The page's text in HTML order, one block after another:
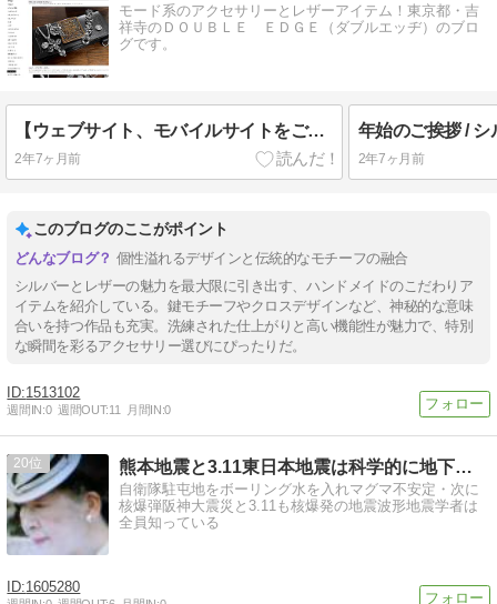
モード系のアクセサリーとレザーアイテム！東京都・吉
祥寺のＤＯＵＢＬＥ ＥＤＧＥ（ダブルエッヂ）のブロ
グです。
【ウェブサイト、モバイルサイトをご覧頂いている皆さまへ】 / シルバーアクセサリー＆レザーアイテム・革小物の DOUBLE EDGE
2年7ヶ月前 2年7ヶ月前
このブログのここがポイント
個性溢れるデザインと伝統的なモチーフの融合
シルバーとレザーの魅力を最大限に引き出す、ハンドメイドのこだわりア
イテムを紹介している。鍵モチーフやクロスデザインなど、神秘的な意味
合いを持つ作品も充実。洗練された仕上がりと高い機能性が魅力で、特別
な瞬間を彩るアクセサリー選びにぴったりだ。
1513102
週間IN:0 週間OUT:11 月間IN:0
20 熊本地震と3.11東日本地震は科学的に地下核爆発・黒幕天皇
自衛隊駐屯地をボーリング水を入れマグマ不安定・次に
核爆弾阪神大震災と3.11も核爆発の地震波形地震学者は
全員知っている
1605280